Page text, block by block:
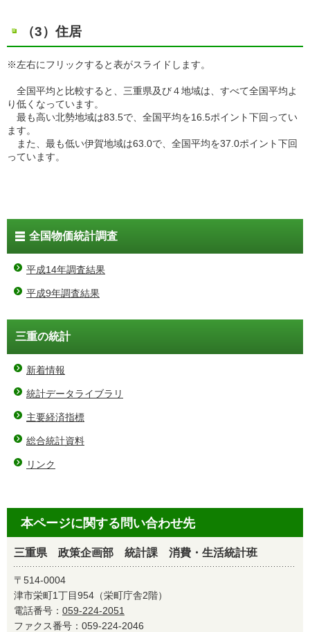
（3）住居
※左右にフリックすると表がスライドします。
全国平均と比較すると、三重県及び４地域は、すべて全国平均よ
り低くなっています。
最も高い北勢地域は83.5で、全国平均を16.5ポイント下回ってい
ます。
また、最も低い伊賀地域は63.0で、全国平均を37.0ポイント下回
っています。
全国物価統計調査
平成14年調査結果
平成9年調査結果
三重の統計
新着情報
統計データライブラリ
主要経済指標
総合統計資料
リンク
本ページに関する問い合わせ先
三重県 政策企画部 統計課 消費・生活統計班
〒514-0004
津市栄町1丁目954（栄町庁舎2階）
電話番号： 059-224-2051
ファクス番号：059-224-2046